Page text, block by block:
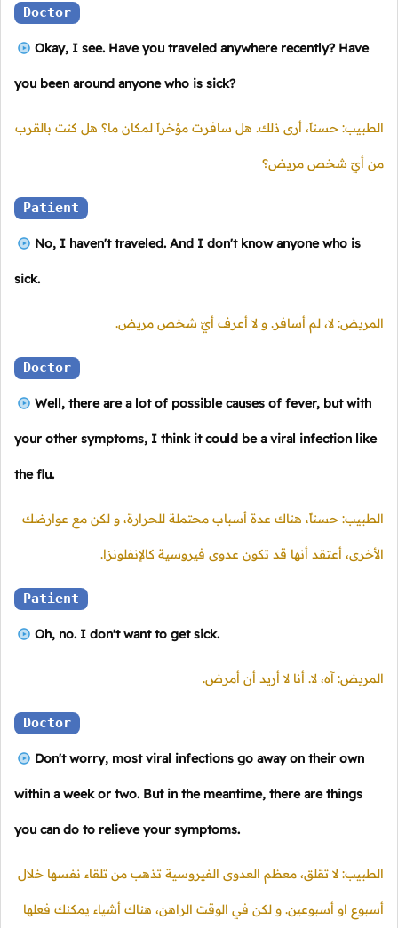
Doctor
Okay, I see. Have you traveled anywhere recently? Have
you been around anyone who is sick?
الطبيب: حسناً، أرى ذلك. هل سافرت مؤخراً لمكان ما؟ هل كنت بالقرب
من أيّ شخص مريض؟
Patient
No, I haven't traveled. And I don't know anyone who is
sick.
المريض: لا، لم أسافر. و لا أعرف أيّ شخص مريض.
Doctor
Well, there are a lot of possible causes of fever, but with
your other symptoms, I think it could be a viral infection like
the flu.
الطبيب: حسناً، هناك عدة أسباب محتملة للحرارة، و لكن مع عوارضك
الأخرى، أعتقد أنها قد تكون عدوى فيروسية كالإنفلونزا.
Patient
Oh, no. I don't want to get sick.
المريض: آه، لا. أنا لا أريد أن أمرض.
Doctor
Don't worry, most viral infections go away on their own
within a week or two. But in the meantime, there are things
you can do to relieve your symptoms.
الطبيب: لا تقلق، معظم العدوى الفيروسية تذهب من تلقاء نفسها خلال
أسبوع او أسبوعين. و لكن في الوقت الراهن، هناك أشياء يمكنك فعلها